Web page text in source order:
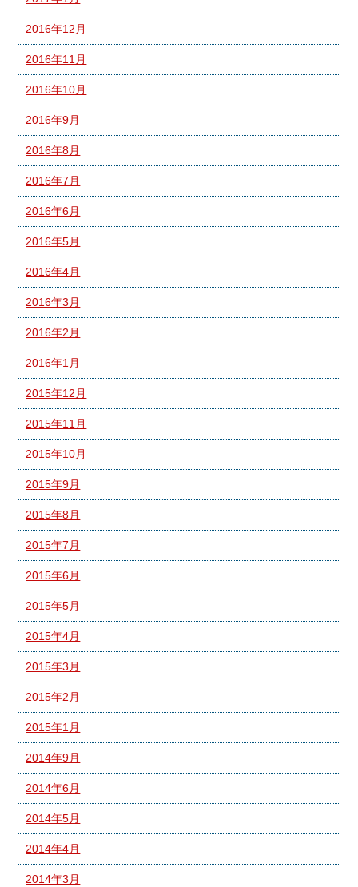
2016年12月
2016年11月
2016年10月
2016年9月
2016年8月
2016年7月
2016年6月
2016年5月
2016年4月
2016年3月
2016年2月
2016年1月
2015年12月
2015年11月
2015年10月
2015年9月
2015年8月
2015年7月
2015年6月
2015年5月
2015年4月
2015年3月
2015年2月
2015年1月
2014年9月
2014年6月
2014年5月
2014年4月
2014年3月